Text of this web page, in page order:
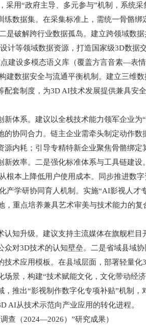
用“政府主导、多元参与”机制，系统
数据集。在采集标准上，需统一骨骼绑
是破解跨行业数据孤岛。建立跨领域数
计等领域数据资源，打造国家级3D数据
建设多模态语义库（覆盖方言音素—表
数据安全与流通平衡机制。建立三维数
套制度，为3D AI技术发展提供兼具安
体系。建议以全栈技术能力领军企业为
协同合力。链主企业需牵头制定动作数
内耗；引导专精特新企业聚焦骨骼绑定
效率。二是强化标准体系与工具链建设
根本上降低用户使用成本。同步推进数
产学研协同育人机制。实施“AI影视人才
重点培养兼具艺术审美与技术能力的复
知升级。建议支持主流媒体在旗舰栏目
对3D技术的认知壁垒。二是省域县域协
术应用模板。在县域层面，部署轻量化
景，构建“技术赋能文化，文化带动经
推出“影视制作数字化专项补贴”机制，
AI从技术示范向产业应用的转化进程。
（2024—2026）”研究成果）